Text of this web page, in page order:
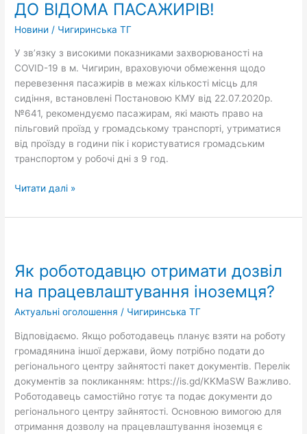
ДО ВІДОМА ПАСАЖИРІВ!
Новини / Чигиринська ТГ
У зв’язку з високими показниками захворюваності на
COVID-19 в м. Чигирин, враховуючи обмеження щодо
перевезення пасажирів в межах кількості місць для
сидіння, встановлені Постановою КМУ від 22.07.2020р.
№641, рекомендуємо пасажирам, які мають право на
пільговий проїзд у громадському транспорті, утриматися
від проїзду в години пік і користуватися громадським
транспортом у робочі дні з 9 год.
ПАСАЖИРІВ!
Читати далі »
Як роботодавцю отримати дозвіл
на працевлаштування іноземця?
Актуальні оголошення / Чигиринська ТГ
Відповідаємо. Якщо роботодавець планує взяти на роботу
громадянина іншої держави, йому потрібно подати до
регіонального центру зайнятості пакет документів. Перелік
документів за покликанням:­ https://is.gd/KKMaSW Важливо.
Роботодавець самостійно готує та подає документи до
регіонального центру зайнятості. Основною вимогою для
отримання дозволу на працевлаштування іноземця є
отримати
на
працевлаштування